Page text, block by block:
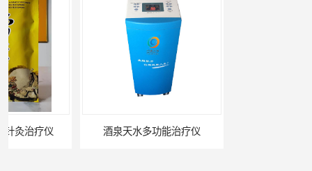
酒泉天水多功能治疗仪 酒泉康远中药提速